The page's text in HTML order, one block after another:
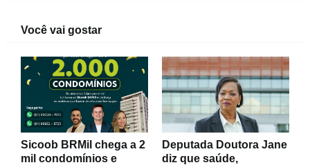
Você vai gostar
Sicoob BRMil chega a 2
mil condomínios e
Deputada Doutora Jane
diz que saúde,